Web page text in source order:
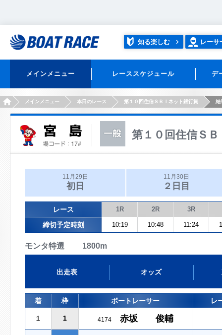
知る楽しむ レーサ
メインメニュー レーススケジュール デ
HOMEメインメニュー 本日のレース 第１０回住信ＳＢＩネット銀行賞 結
第１０回住信Ｓ
11月29日
初日
11月30日
２日目
レース 1R 2R 3R
締切予定時刻 10:19 10:48 11:24
モンタ特選 1800m
出走表 オッズ
着 枠 ボートレーサー レ
１ 1 4174 赤坂 俊輔